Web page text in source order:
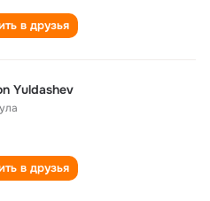
в друзья
Yuldashev
в друзья